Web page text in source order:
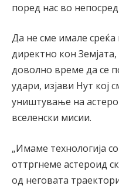
поред нас во
Да не сме имале среќа
директно кон
доволно време да се
удари, изјави Нут кој
уништување на
вселенски мисии.
„Имаме технологија
оттргнеме астероид
од неговата